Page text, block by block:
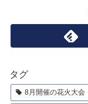
タグ
8月開催の花火大会